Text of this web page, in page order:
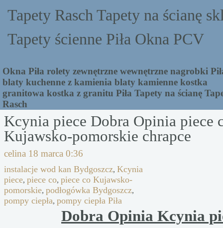
Tapety Rasch Tapety na ścianę
Tapety ścienne Piła Okna PCV
Okna Piła rolety zewnętrzne wewnętrzne nagrobki
blaty kuchenne z kamienia blaty kamienne kostka
granitowa kostka z granitu Piła Tapety na ścianę
Rasch
Kcynia piece Dobra Opinia piece
Kujawsko-pomorskie chrapce
celina 18 marca 0:36
instalacje wod kan Bydgoszcz, Kcynia
piece, piece co, piece co Kujawsko-
pomorskie, podłogówka Bydgoszcz,
pompy ciepła, pompy ciepła Piła
Dobra Opinia Kcynia